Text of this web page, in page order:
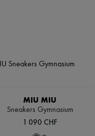
MIU MIU
Sneakers Gymnasium
1 090 CHF